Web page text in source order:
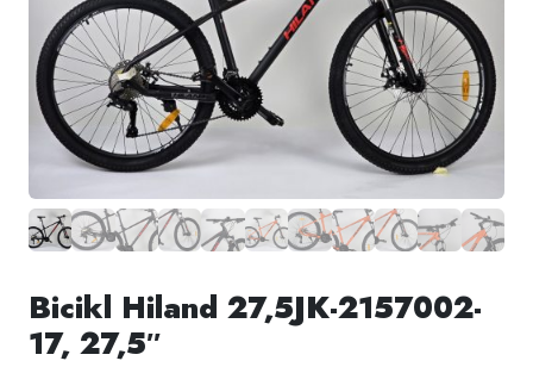
Bicikl Hiland 27,5JK-2157002-
17, 27,5″